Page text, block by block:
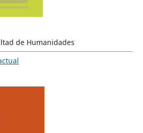
de Humanidades